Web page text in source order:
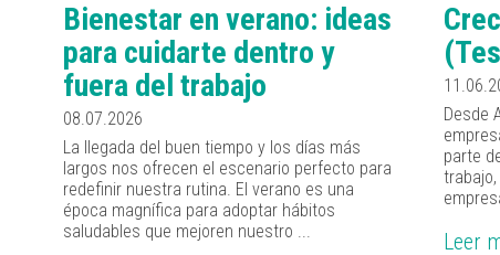
Bienestar en verano: ideas
para cuidarte dentro y
fuera del trabajo
08.07.2026
La llegada del buen tiempo y los días más
largos nos ofrecen el escenario perfecto para
redefinir nuestra rutina. El verano es una
época magnífica para adoptar hábitos
saludables que mejoren nuestro ...
Desde
parte
Leer